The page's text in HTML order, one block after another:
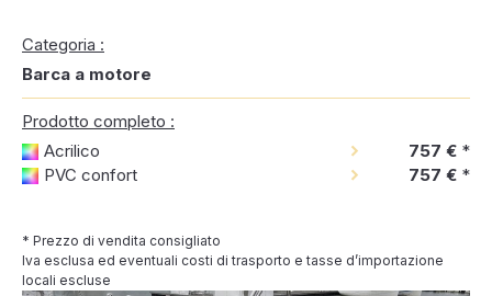
Categoria :
Barca a motore
Prodotto completo :
Acrilico
757 € *
PVC confort
757 € *
* Prezzo di vendita consigliato
Iva esclusa ed eventuali costi di trasporto e tasse d’importazione
locali escluse